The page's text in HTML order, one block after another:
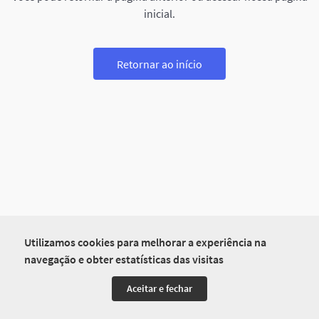
Utilizamos cookies para melhorar a experiência na
navegação e obter estatísticas das visitas
Aceitar e fechar
inicial.
Retornar ao início